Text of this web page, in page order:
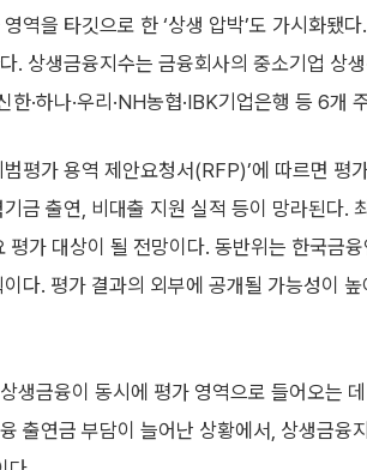
역을 타깃으로 한 ‘상생 압박’도 가시화됐
. 상생금융지수는 금융회사의 중소기업 상
한·하나·우리·NH농협·IBK기업은행 등 6개
평가 용역 제안요청서(RFP)’에 따르면 평
금 출연, 비대출 지원 실적 등이 망라된다.
가 대상이 될 전망이다. 동반위는 한국금
다. 평가 결과의 외부에 공개될 가능성이
생금융이 동시에 평가 영역으로 들어오는
출연금 부담이 늘어난 상황에서, 상생금융